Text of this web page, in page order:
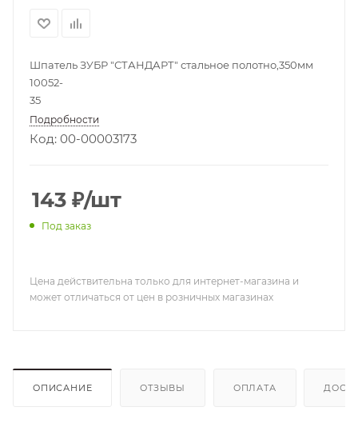
Шпатель ЗУБР "СТАНДАРТ" стальное полотно,350мм
10052-
35
Подробности
Код: 00-00003173
143 ₽/шт
Под заказ
Цена действительна только для интернет-магазина и
может отличаться от цен в розничных магазинах
ОПИСАНИЕ ОТЗЫВЫ ОПЛАТА